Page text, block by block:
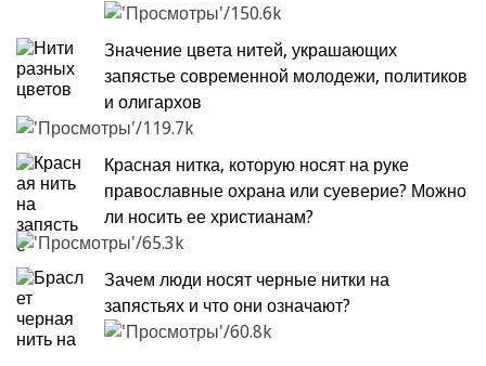
150.6k
Значение цвета нитей, украшающих
запястье современной молодежи, политиков
и олигархов
119.7k
Красная нитка, которую носят на руке
православные охрана или суеверие? Можно
ли носить ее христианам?
65.3k
Зачем люди носят черные нитки на
запястьях и что они означают?
60.8k